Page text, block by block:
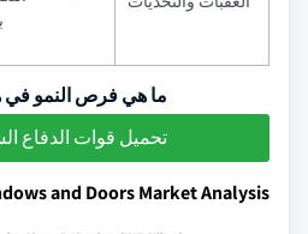
ما هي فرص النمو في
تحميل قوات الدفاع
and Doors Market Analysis